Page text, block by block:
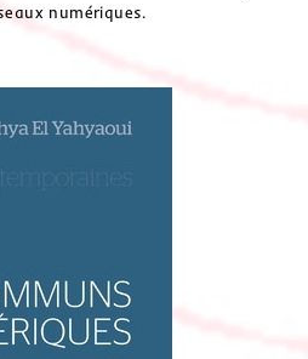
numériques.